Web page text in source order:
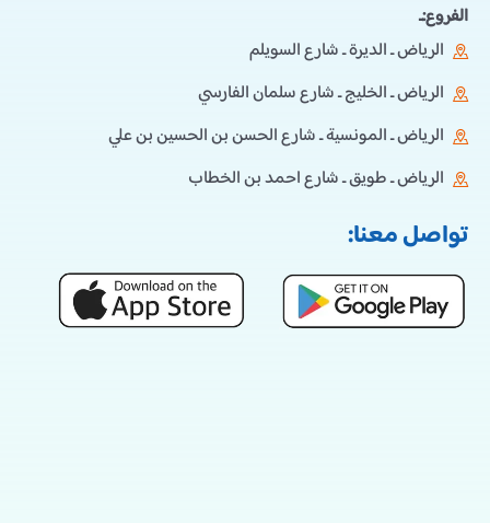
الفروع:ـ
الرياض ـ الديرة ـ شارع السويلم
الرياض ـ الخليج ـ شارع سلمان الفارسي
الرياض ـ المونسية ـ شارع الحسن بن الحسين بن علي
الرياض ـ طويق ـ شارع احمد بن الخطاب
تواصل معنا: